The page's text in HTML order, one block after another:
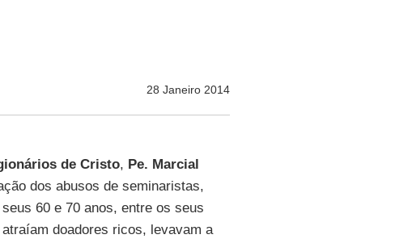
28 Janeiro 2014
de Cristo, Pe. Marcial
dos abusos de seminaristas,
60 e 70 anos, entre os seus
doadores ricos, levavam a